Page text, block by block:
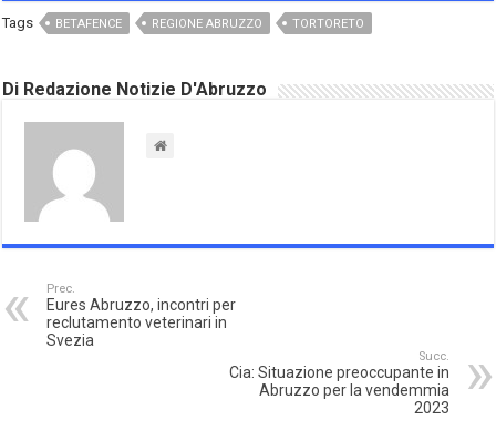
Tags BETAFENCE REGIONE ABRUZZO TORTORETO
Di Redazione Notizie D'Abruzzo
Prec.
Eures Abruzzo, incontri per
reclutamento veterinari in
Svezia
Succ.
Cia: Situazione preoccupante in
Abruzzo per la vendemmia
2023